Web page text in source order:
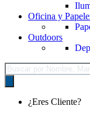
Oficina y
Outdoors
Búsqueda
de
productos
¿Eres Cliente?